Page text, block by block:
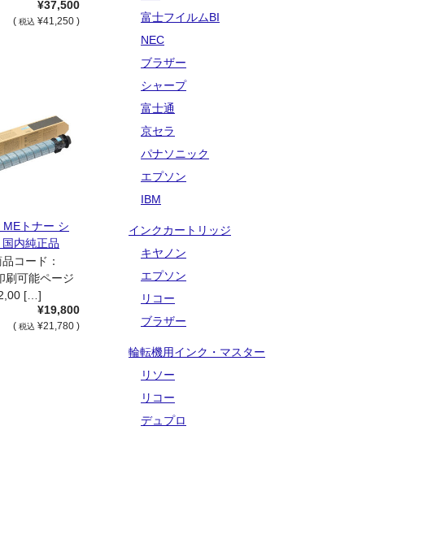
¥37,500
( 税込 ¥41,250 )
MEトナー シ
内純正品
コード：
可能ページ
[…]
¥19,800
( 税込 ¥21,780 )
富士フイルムBI
NEC
ブラザー
シャープ
富士通
京セラ
パナソニック
エプソン
IBM
インクカートリッジ
キヤノン
エプソン
リコー
ブラザー
輪転機用インク・マスター
リソー
リコー
デュプロ